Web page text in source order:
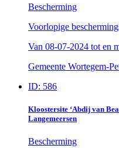
Bescherming
Voorlopige
Van 08-07-2024 tot en
Gemeente Wortegem-
ID: 586
Kloostersite ‘Abdij van
Langemeersen
Bescherming